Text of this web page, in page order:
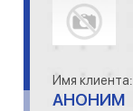
Имя клиента:
АНОНИМ